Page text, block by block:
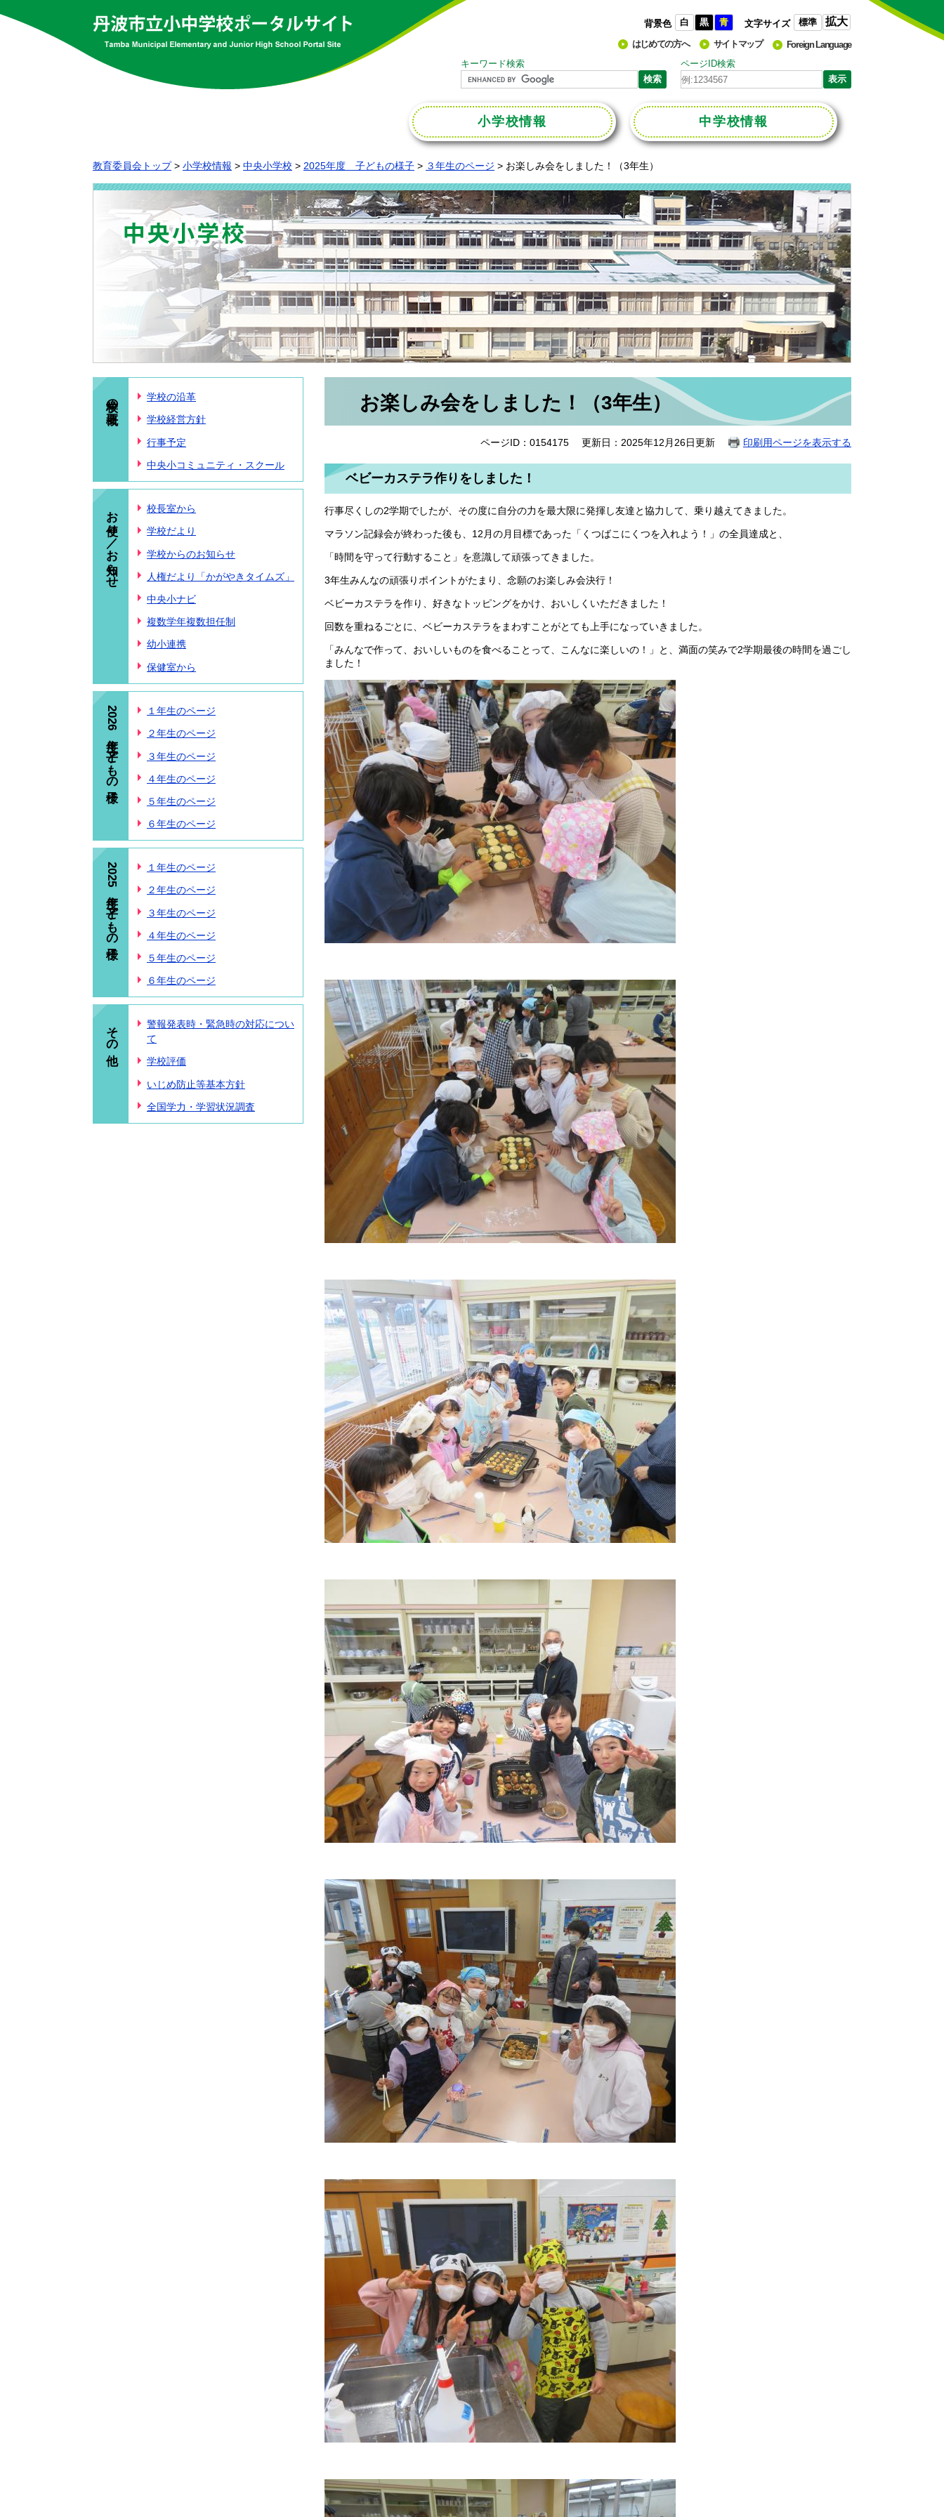
背景色 白 黒 青 文字サイズ 標準 拡大
はじめての方へ サイトマップ
Foreign Language
キーワード検索
ページID検索
小学校情報 中学校情報
教育委員会トップ > 小学校情報 > 中央小学校 > 2025年度 子どもの様子 > ３年生のページ > お楽しみ会をしました！（3年生）
学校の概要 学校の沿革
学校経営方針
行事予定
中央小コミュニティ・スクール
お便り／お知らせ 校長室から
学校だより
学校からのお知らせ
人権だより「かがやきタイムズ」
中央小ナビ
複数学年複数担任制
幼小連携
保健室から
2026年度 子どもの様子 １年生のページ
２年生のページ
３年生のページ
４年生のページ
５年生のページ
６年生のページ
2025年度 子どもの様子 １年生のページ
２年生のページ
３年生のページ
４年生のページ
５年生のページ
６年生のページ
その他
警報発表時・緊急時の対応につい
て
学校評価
いじめ防止等基本方針
全国学力・学習状況調査
お楽しみ会をしました！（3年生）
ページID：0154175 更新日：2025年12月26日更新 印刷用ページを表示する
ベビーカステラ作りをしました！
行事尽くしの2学期でしたが、その度に自分の力を最大限に発揮し友達と協力して、乗り越えてきました。
マラソン記録会が終わった後も、12月の月目標であった「くつばこにくつを入れよう！」の全員達成と、
「時間を守って行動すること」を意識して頑張ってきました。
3年生みんなの頑張りポイントがたまり、念願のお楽しみ会決行！
ベビーカステラを作り、好きなトッピングをかけ、おいしくいただきました！
回数を重ねるごとに、ベビーカステラをまわすことがとても上手になっていきました。
「みんなで作って、おいしいものを食べることって、こんなに楽しいの！」と、満面の笑みで2学期最後の時間を過ごし
ました！